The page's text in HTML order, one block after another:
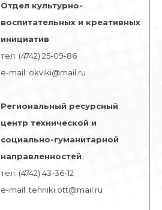
Отдел культурно-
воспитательных и креативных
инициатив
тел: (4742) 25-09-86
е-mail: okviki@mail.ru
Региональный ресурсный
центр технической и
социально-гуманитарной
направленностей
тел: (4742) 43-36-12
е-mail: tehniki.ott@mail.ru